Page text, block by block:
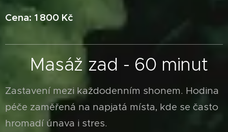
Cena: 1 800 Kč
Masáž zad - 60 minut
Zastavení mezi každodenním shonem. Hodina
péče zaměřená na napjatá místa, kde se často
hromadí únava i stres.